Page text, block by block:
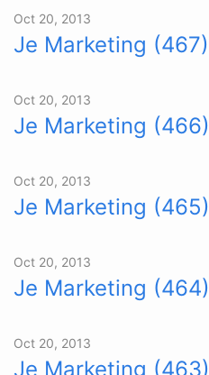
Oct 20, 2013
Je Marketing (467)
Oct 20, 2013
Je Marketing (466)
Oct 20, 2013
Je Marketing (465)
Oct 20, 2013
Je Marketing (464)
Oct 20, 2013
Je Marketing (463)